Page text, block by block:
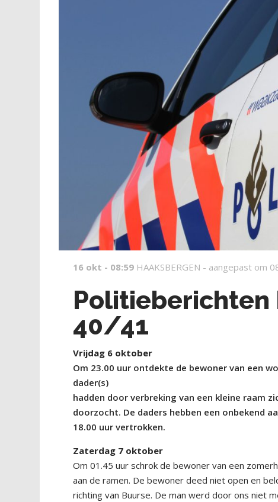
16 okt - 08:59 HAAKSBERGEN - aangepast om
Politieberichten
40/41
Vrijdag 6 oktober
Om 23.00 uur ontdekte de bewoner van een
dader(s)
hadden door verbreking van een kleine raam
doorzocht. De daders hebben een onbekend
18.00 uur vertrokken.
Zaterdag 7 oktober
Om 01.45 uur schrok de bewoner van een
aan de ramen. De bewoner deed niet open en
richting van Buurse. De man werd door ons niet